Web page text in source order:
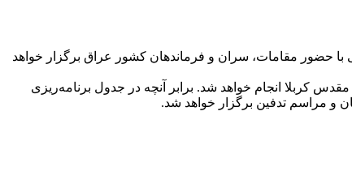
رسمی با حضور مقامات، سران و فرماندهان کشور عراق برگزار خواهد
انجام خواهد شد. برابر آنچه در جدول برنامه‌ریزی